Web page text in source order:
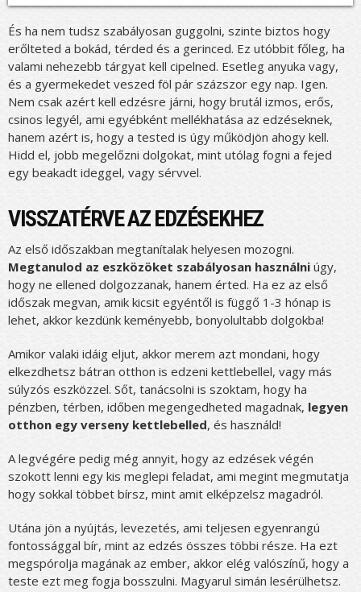
És ha nem tudsz szabályosan guggolni, szinte biztos hogy
erőlteted a bokád, térded és a gerinced. Ez utóbbit főleg, ha
valami nehezebb tárgyat kell cipelned. Esetleg anyuka vagy,
és a gyermekedet veszed föl pár százszor egy nap. Igen.
Nem csak azért kell edzésre járni, hogy brutál izmos, erős,
csinos legyél, ami egyébként mellékhatása az edzéseknek,
hanem azért is, hogy a tested is úgy működjön ahogy kell.
Hidd el, jobb megelőzni dolgokat, mint utólag fogni a fejed
egy beakadt ideggel, vagy sérvvel.
VISSZATÉRVE AZ EDZÉSEKHEZ
Az első időszakban megtanítalak helyesen mozogni.
Megtanulod az eszközöket szabályosan használni úgy,
hogy ne ellened dolgozzanak, hanem érted. Ha ez az első
időszak megvan, amik kicsit egyéntől is függő 1-3 hónap is
lehet, akkor kezdünk keményebb, bonyolultabb dolgokba!
Amikor valaki idáig eljut, akkor merem azt mondani, hogy
elkezdhetsz bátran otthon is edzeni kettlebellel, vagy más
súlyzós eszközzel. Sőt, tanácsolni is szoktam, hogy ha
pénzben, térben, időben megengedheted magadnak, legyen
otthon egy verseny kettlebelled, és használd!
A legvégére pedig még annyit, hogy az edzések végén
szokott lenni egy kis meglepi feladat, ami megint megmutatja
hogy sokkal többet bírsz, mint amit elképzelsz magadról.
Utána jön a nyújtás, levezetés, ami teljesen egyenrangú
fontossággal bír, mint az edzés összes többi része. Ha ezt
megspórolja magának az ember, akkor elég valószínű, hogy a
teste ezt meg fogja bosszulni. Magyarul simán lesérülhetsz.